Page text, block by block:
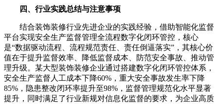
四、行业实践总结与注意事项
结合装饰装修行业先进企业的实践经验，借助智能化监督
平台实现安全生产监督管理全流程数字化闭环管控，核心
是“数据驱动流程、流程规范责任、责任倒逼落实”，其核心价
值在于提升监督效率、降低监督成本、防范安全事故、推动管
理升级。某大型装饰装修企业通过搭建数字化闭环管控体系，
安全生产监督人工成本下降60%，重大安全事故发生率下降
85%，隐患整改闭环率提升至98%，监督管理规范化水平显著
提升，同时满足了行业新规对信息化监督的要求，为企业高质